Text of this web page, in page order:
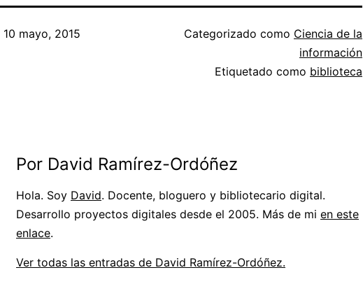
10 mayo, 2015 Categorizado como Ciencia de la
información
Etiquetado como biblioteca
Por David Ramírez-Ordóñez
Hola. Soy David. Docente, bloguero y bibliotecario digital.
Desarrollo proyectos digitales desde el 2005. Más de mi en este
enlace.
Ver todas las entradas de David Ramírez-Ordóñez.